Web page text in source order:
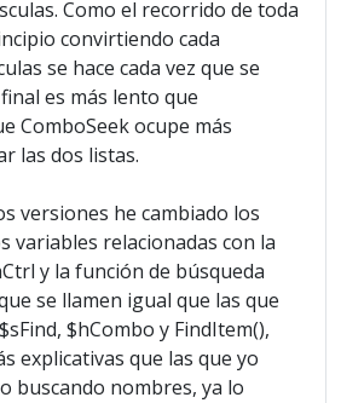
Como el recorrido de toda
convirtiendo cada
se hace cada vez que se
es más lento que
ComboSeek ocupe más
las dos listas.
versiones he cambiado los
variables relacionadas con la
y la función de búsqueda
se llamen igual que las que
$hCombo y FindItem(),
explicativas que las que yo
buscando nombres, ya lo